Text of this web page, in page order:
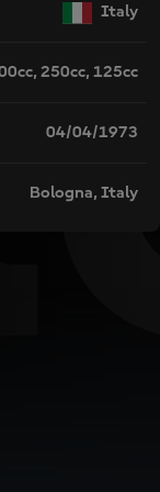
Italy
250cc, 125cc
04/04/1973
Bologna, Italy